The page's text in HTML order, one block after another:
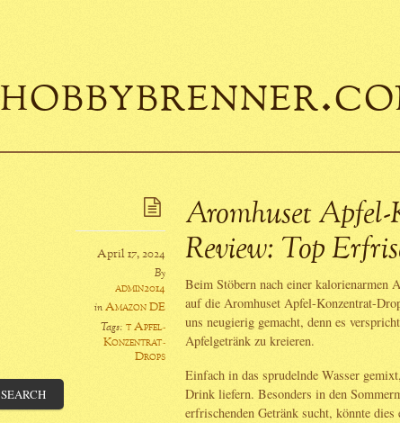
Aromhuset
Review: Top
April 17, 2024
By
admin2014
inAmazon DE
Tags: t Apfel-
Konzentrat-
Drops
Beim Stöbern nach einer kalorienarmen
auf die Aromhuset Apfel-Konzentrat-
uns neugierig gemacht, denn es
Apfelgetränk zu kreieren.
Einfach in das sprudelnde Wasser
Drink liefern. Besonders in den
erfrischenden Getränk sucht, könnte
SEARCH